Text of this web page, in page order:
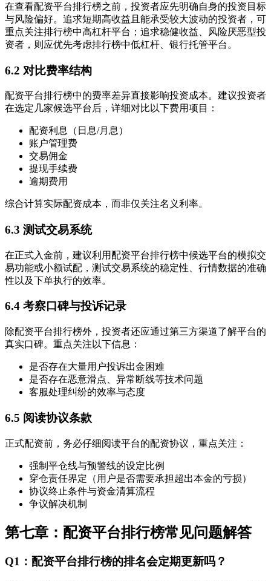
在查看配资平台排行榜之前，投资者应先明确自身的投资目标
与风险偏好。追求短期高收益且能承受较大波动的投资者，可
重点关注排行榜中高杠杆平台；追求稳健收益、风险厌恶型投
资者，则应优先考虑排行榜中低杠杆、银行托管平台。
6.2 对比费率结构
配资平台排行榜中的费率差异直接影响投资成本。建议投资者
在选定几家候选平台后，详细对比以下费用项目：
配资利息（日息/月息）
账户管理费
交易佣金
提现手续费
逾期费用
综合计算实际配资成本，而非仅关注名义利率。
6.3 测试交易系统
在正式入金前，建议利用配资平台排行榜中候选平台的模拟交
易功能或小额试配，测试交易系统的稳定性、行情数据的准确
性以及下单执行的效率。
6.4 考察口碑与投诉记录
除配资平台排行榜外，投资者还应通过第三方渠道了解平台的
真实口碑。重点关注以下信息：
是否存在大量用户投诉出金困难
是否存在恶意滑点、异常断线等技术问题
客服处理纠纷的效率与态度
6.5 阅读协议条款
正式配资前，务必仔细阅读平台的配资协议，重点关注：
强制平仓线与预警线的设定比例
穿仓责任界定（用户是否需要承担超出本金的亏损）
协议终止条件与资金清算流程
争议解决机制
第七章：配资平台排行榜常见问题解答
Q1：配资平台排行榜的排名会定期更新吗？